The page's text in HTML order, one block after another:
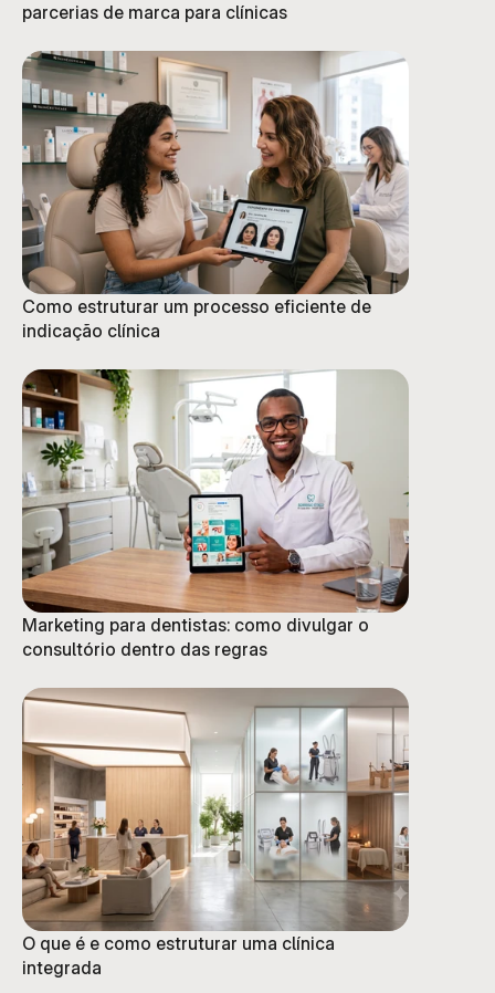
parcerias de marca para clínicas
Como estruturar um processo eficiente de
indicação clínica
Marketing para dentistas: como divulgar o
consultório dentro das regras
O que é e como estruturar uma clínica
integrada